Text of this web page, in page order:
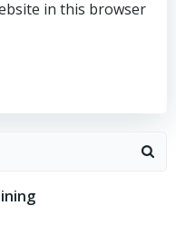
in this browser